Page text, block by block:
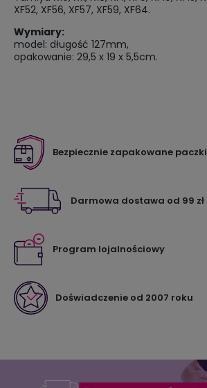
XF52, XF56, XF57, XF59, XF64.
Wymiary:
model: długość 127mm,
opakowanie: 29,5 x 19 x 5,5cm.
Bezpiecznie zapakowane paczki
Darmowa dostawa od 99 zł
Program lojalnościowy
Doświadczenie od 2007 roku